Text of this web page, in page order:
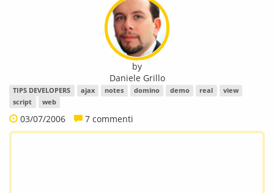
by
Daniele Grillo
TIPS DEVELOPERS ajax notes domino demo real
view
script
web
03/07/2006 7 commenti